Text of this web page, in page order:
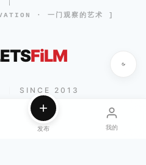
· 一门观察的艺术 ]
FiLM
SINCE 2013
发布 我的